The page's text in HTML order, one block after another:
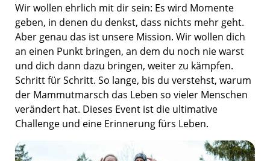
Wir wollen ehrlich mit dir sein: Es wird Momente
geben, in denen du denkst, dass nichts mehr geht.
Aber genau das ist unsere Mission. Wir wollen dich
an einen Punkt bringen, an dem du noch nie warst
und dich dann dazu bringen, weiter zu kämpfen.
Schritt für Schritt. So lange, bis du verstehst, warum
der Mammutmarsch das Leben so vieler Menschen
verändert hat. Dieses Event ist die ultimative
Challenge und eine Erinnerung fürs Leben.